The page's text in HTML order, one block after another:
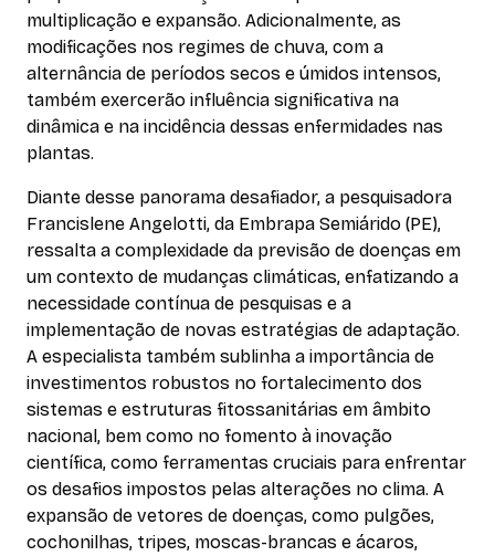
multiplicação e expansão. Adicionalmente, as
modificações nos regimes de chuva, com a
alternância de períodos secos e úmidos intensos,
também exercerão influência significativa na
dinâmica e na incidência dessas enfermidades nas
plantas.
Diante desse panorama desafiador, a pesquisadora
Francislene Angelotti, da Embrapa Semiárido (PE),
ressalta a complexidade da previsão de doenças em
um contexto de mudanças climáticas, enfatizando a
necessidade contínua de pesquisas e a
implementação de novas estratégias de adaptação.
A especialista também sublinha a importância de
investimentos robustos no fortalecimento dos
sistemas e estruturas fitossanitárias em âmbito
nacional, bem como no fomento à inovação
científica, como ferramentas cruciais para enfrentar
os desafios impostos pelas alterações no clima. A
expansão de vetores de doenças, como pulgões,
cochonilhas, tripes, moscas-brancas e ácaros,